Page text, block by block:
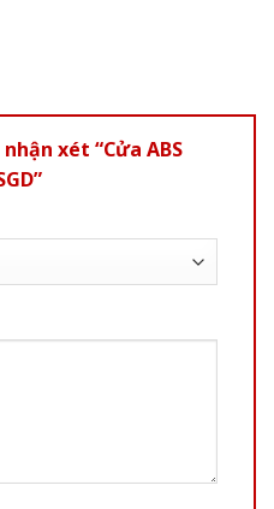
xét “Cửa ABS